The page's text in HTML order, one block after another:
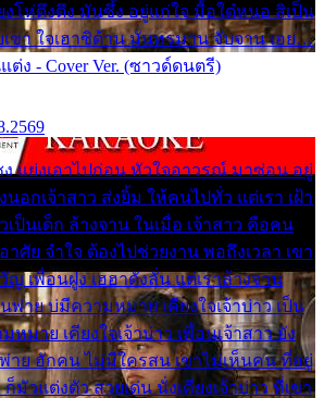
งโห่ตึงตึง มันซึ้ง อยู่แก่ใจ มื้อใด๋หนอ สิเป็น
เขา ใจเฮาซิด้าน มันทรมาน จับจาน เอย…
ต่ง - Cover Ver. (ซาวด์ดนตรี)
ง แย่งเอาไปก่อน หัวใจอาวรณ์ มาซ่อน อยู่
อกเจ้าสาว ส่งยิ้ม ให้คนไปทั่ว แต่เรา เฝ้า
ป็นเด็ก ล้างจาน ในเมื่อ เจ้าสาว คือคน
ศัย จำใจ ต้องไปช่วยงาน พอถึงเวลา เขา
เพื่อนฝูง เฮฮาดังลั่น แต่เราล้างจาน
พ่าย บ่มีความหมาย เคียงใจเจ้าบ่าว เป็น
มาย เคียงใจเจ้าบ่าว เพื่อนเจ้าสาว ยัง
าย ฮักคน ไม่มีใครสน เขาไม่เห็นคน ที่อยู่
ก็มัวแต่งตัว สวยเด่น นั่งเคียงเจ้าบ่าว ที่เขา